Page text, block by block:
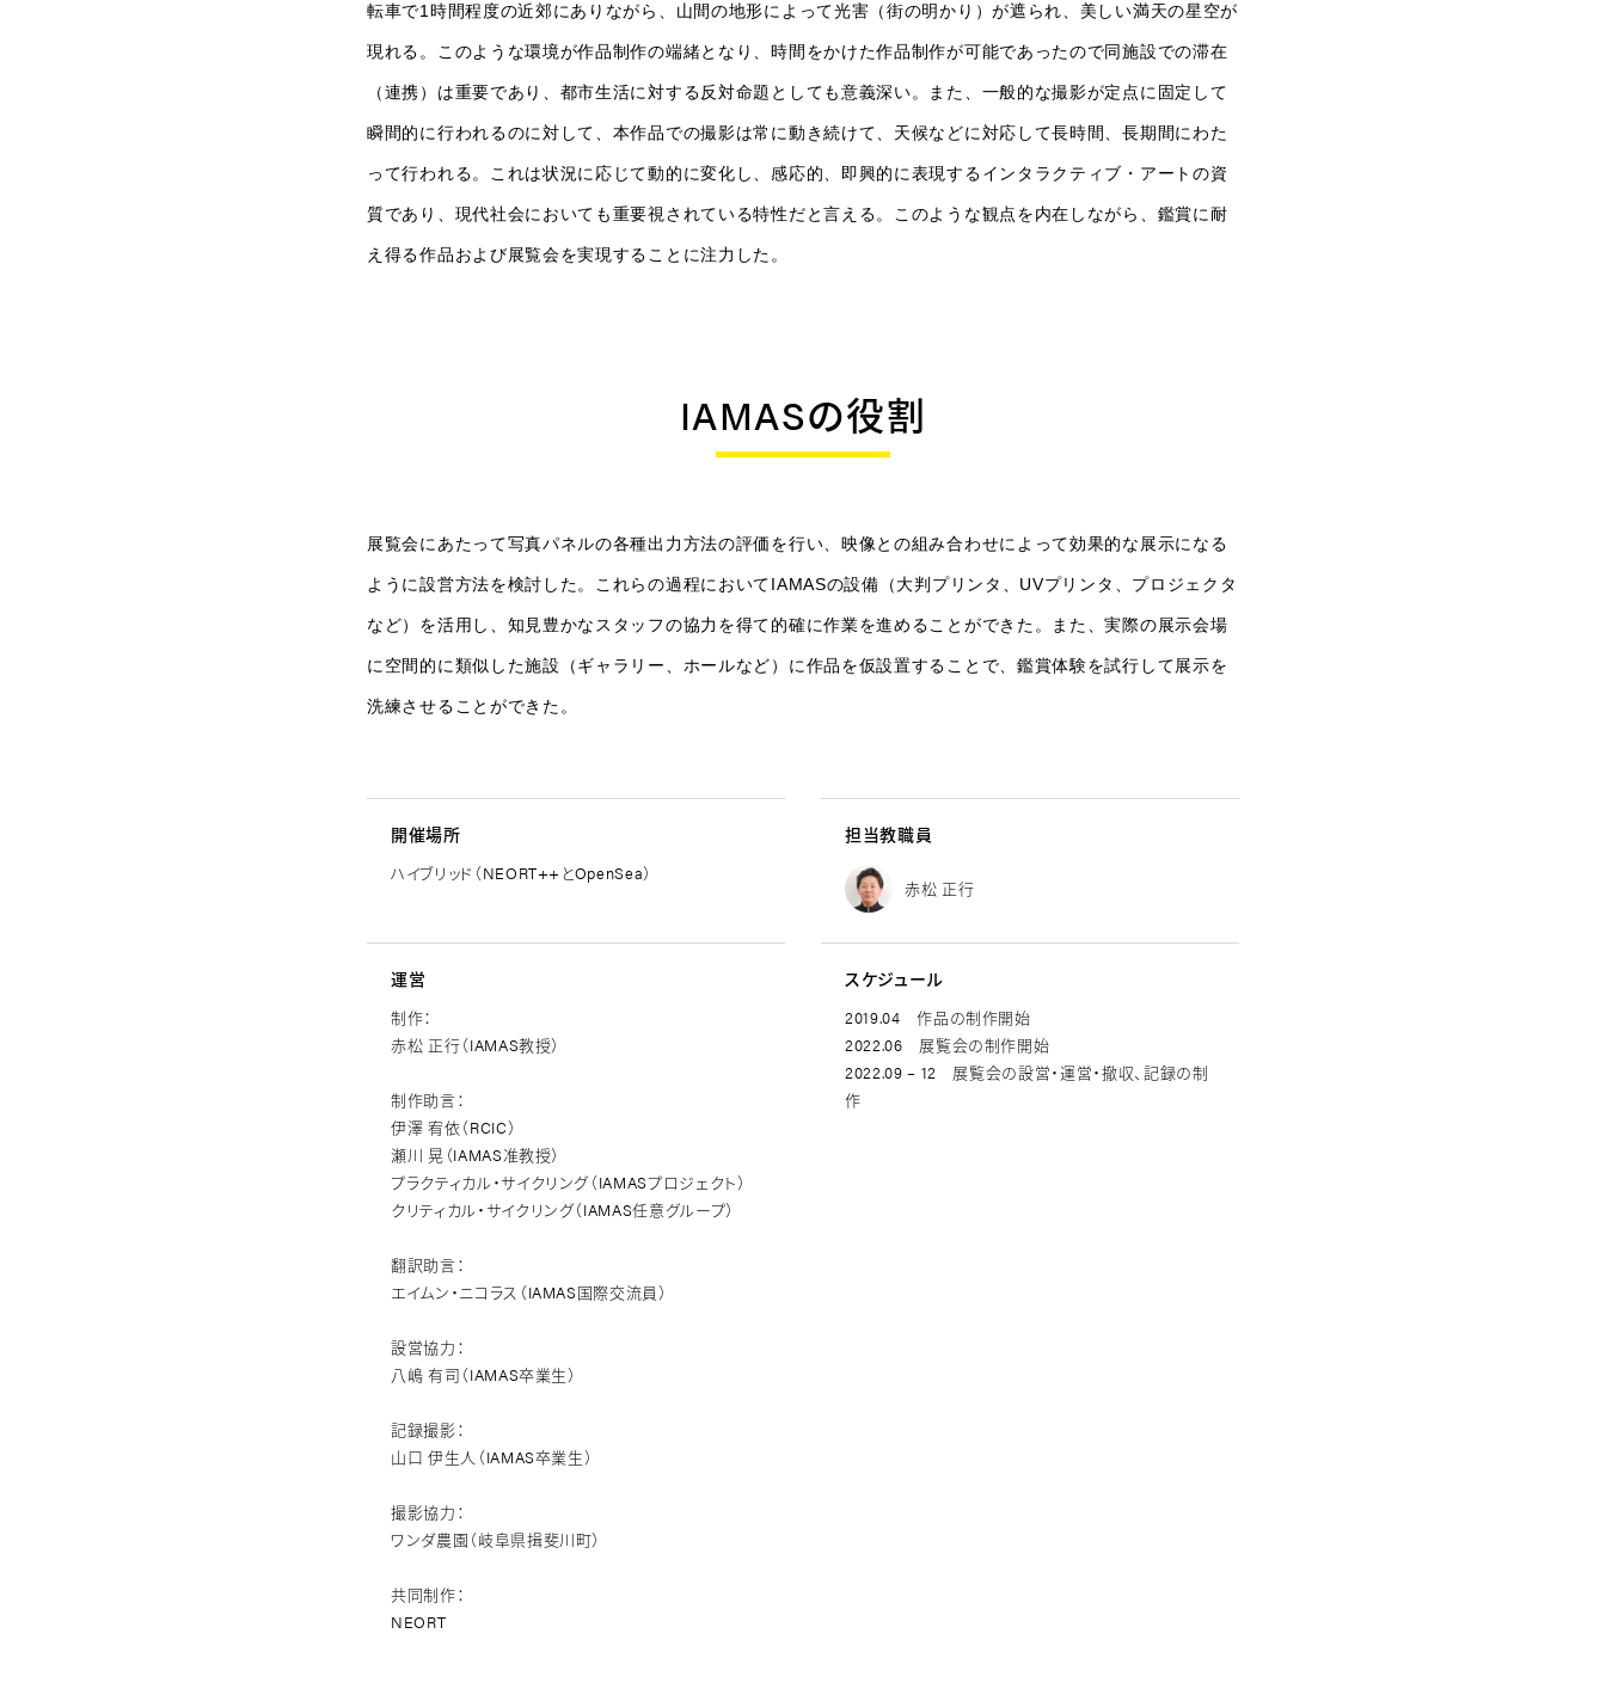
転車で1時間程度の近郊にありながら、山間の地形によって光害（街の明かり）が遮られ、美しい満天の星空が
現れる。このような環境が作品制作の端緒となり、時間をかけた作品制作が可能であったので同施設での滞在
（連携）は重要であり、都市生活に対する反対命題​​としても意義深い。また、一般的な撮影が定点に固定して
瞬間的に行われるのに対して、本作品での撮影は常に動き続けて、天候などに対応して長時間、長期間にわた
って行われる。これは状況に応じて動的に変化し、感応的、即興的に表現するインタラクティブ・アートの資
質であり、現代社会においても重要視されている特性だと言える。このような観点を内在しながら、鑑賞に耐
え得る作品および展覧会を実現することに注力した。
IAMASの役割
展覧会にあたって写真パネルの各種出力方法の評価を行い、映像との組み合わせによって効果的な展示になる
ように設営方法を検討した。これらの過程においてIAMASの設備（大判プリンタ、UVプリンタ、プロジェクタ
など）を活用し、知見豊かなスタッフの協力を得て的確に作業を進めることができた。また、実際の展示会場
に空間的に類似した施設（ギャラリー、ホールなど）に作品を仮設置することで、鑑賞体験を試行して展示を
洗練させることができた。
開催場所
ハイブリッド（NEORT++とOpenSea）
担当教職員
赤松 正行
運営
制作：
赤松 正行（IAMAS教授）
制作助言：
伊澤 宥依（RCIC）
瀬川 晃​（IAMAS准教授）​
プラクティカル・サイクリング（IAMASプロジェクト）
クリティカル・サイクリング（IAMAS任意グループ）
翻訳助言：
エイムン・ニコラス（IAMAS国際交流員）
設営協力：
八嶋 有司（IAMAS卒業生）
記録撮影：
山口 伊生人（IAMAS卒業生）
撮影協力：
ワンダ農園（岐阜県揖斐川町）
共同制作：
NEORT
スケジュール
2019.04 作品の制作開始
2022.06 展覧会の制作開始
2022.09 – 12 展覧会の設営・運営・撤収、記録の制
作